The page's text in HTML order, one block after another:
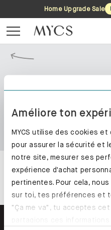
Améliore ton
MYCS utilise des cookies
pour assurer la sécurité et
notre site, mesurer ses
expérience d'achat
pertinentes. Pour cela,
sur toi, tes préférences et
"Ça me va", tu acceptes
Home Upgrade Sale